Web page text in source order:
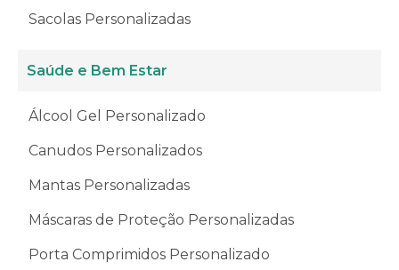
Sacolas Personalizadas
Saúde e Bem Estar
Álcool Gel Personalizado
Canudos Personalizados
Mantas Personalizadas
Máscaras de Proteção Personalizadas
Porta Comprimidos Personalizado